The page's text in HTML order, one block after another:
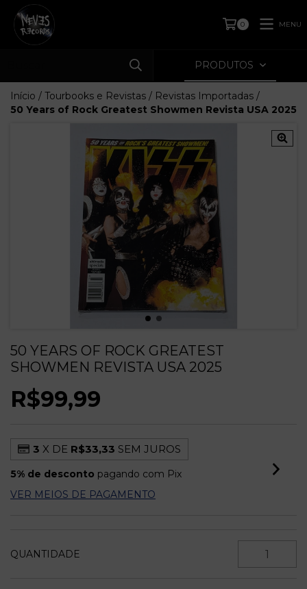
0 MENU
PRODUTOS
Início / Tourbooks e Revistas / Revistas Importadas /
50 Years of Rock Greatest Showmen Revista USA 2025
50 YEARS OF ROCK GREATEST
SHOWMEN REVISTA USA 2025
R$99,99
3 X DE R$33,33 SEM JUROS
5% de desconto pagando com Pix
VER MEIOS DE PAGAMENTO
QUANTIDADE